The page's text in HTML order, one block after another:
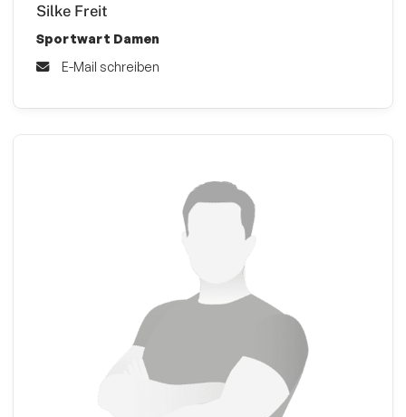
Silke Freit
Sportwart Damen
E-Mail schreiben